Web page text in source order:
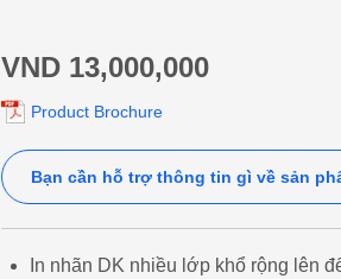
VND 13,000,000
Product Brochure
Bạn cần hỗ trợ thông tin gì về sản
In nhãn DK nhiều lớp khổ rộng lên